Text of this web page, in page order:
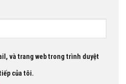
và trang web trong trình duyệt
của tôi.